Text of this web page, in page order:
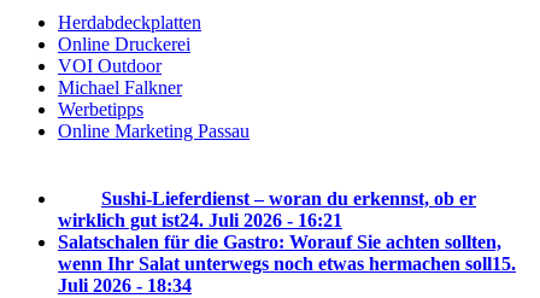
Herdabdeckplatten
Online Druckerei
VOI Outdoor
Michael Falkner
Werbetipps
Online Marketing Passau
Sushi-Lieferdienst – woran du erkennst, ob er
wirklich gut ist24. Juli 2026 - 16:21
Salatschalen für die Gastro: Worauf Sie achten sollten,
wenn Ihr Salat unterwegs noch etwas hermachen soll15.
Juli 2026 - 18:34